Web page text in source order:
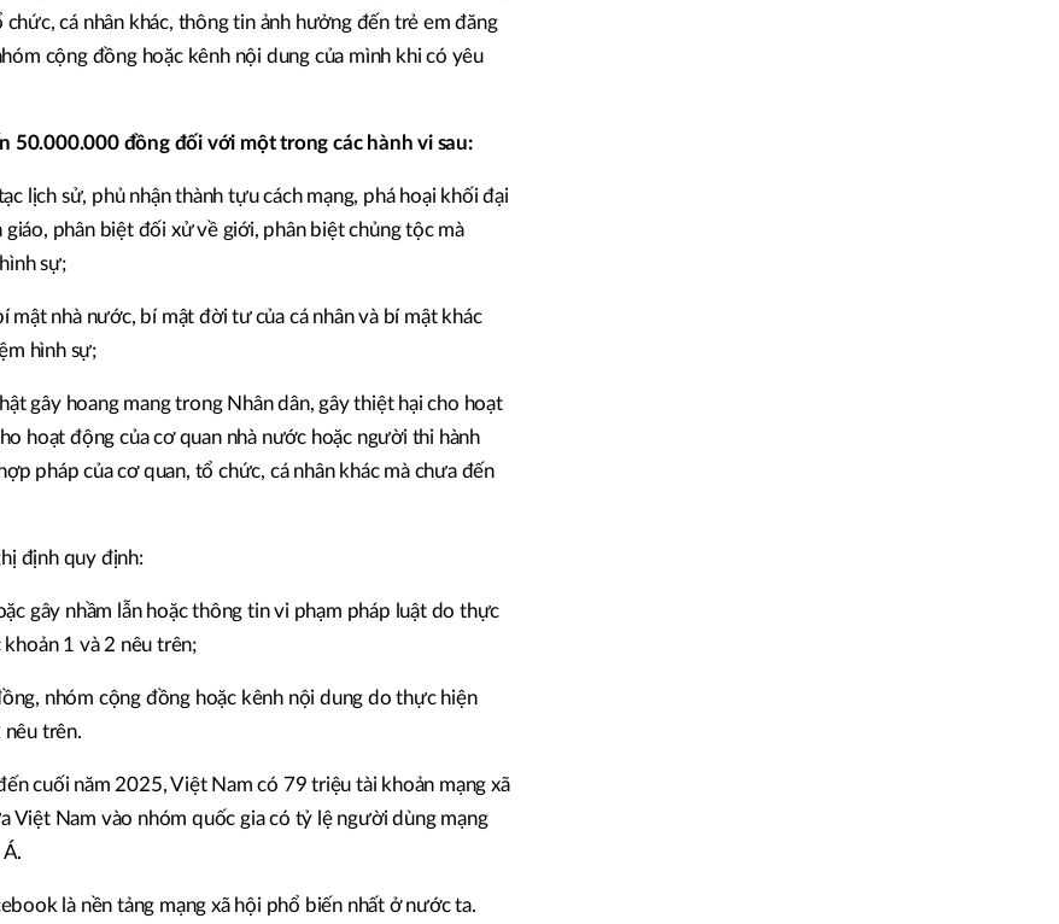
cá nhân khác, thông tin ảnh hưởng đến trẻ em đăng
cộng đồng hoặc kênh nội dung của mình khi có yêu
50.000.000 đồng đối với một trong các hành vi sau:
lịch sử, phủ nhận thành tựu cách mạng, phá hoại khối đại
phân biệt đối xử về giới, phân biệt chủng tộc mà
sự;
mật nhà nước, bí mật đời tư của cá nhân và bí mật khác
hình sự;
gây hoang mang trong Nhân dân, gây thiệt hại cho hoạt
hoạt động của cơ quan nhà nước hoặc người thi hành
pháp của cơ quan, tổ chức, cá nhân khác mà chưa đến
định quy định:
gây nhầm lẫn hoặc thông tin vi phạm pháp luật do thực
1 và 2 nêu trên;
nhóm cộng đồng hoặc kênh nội dung do thực hiện
nêu trên.
cuối năm 2025, Việt Nam có 79 triệu tài khoản mạng xã
Việt Nam vào nhóm quốc gia có tỷ lệ người dùng mạng
là nền tảng mạng xã hội phổ biến nhất ở nước ta.